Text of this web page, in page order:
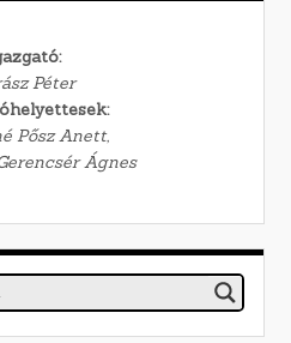
Péter
Pősz Anett,
Ágnes